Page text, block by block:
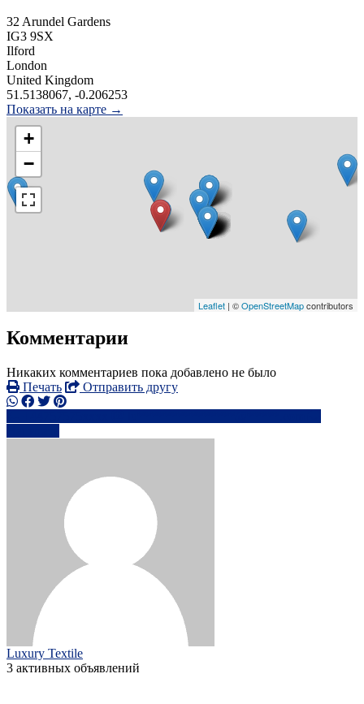
32 Arundel Gardens
IG3 9SX
Ilford
London
United Kingdom
51.5138067, -0.206253
Показать на карте →
+
−
Leaflet | ©OpenStreetMapcontributors
Комментарии
Никаких комментариев пока добавлено не было
Печать
Отправить другу
Luxury Textile
3 активных объявлений